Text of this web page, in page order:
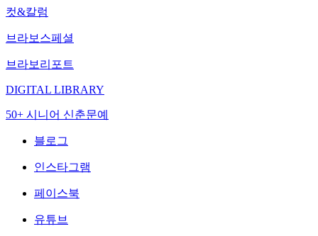
컷&칼럼
브라보스페셜
브라보리포트
DIGITAL LIBRARY
50+ 시니어 신춘문예
블로그
인스타그램
페이스북
유튜브